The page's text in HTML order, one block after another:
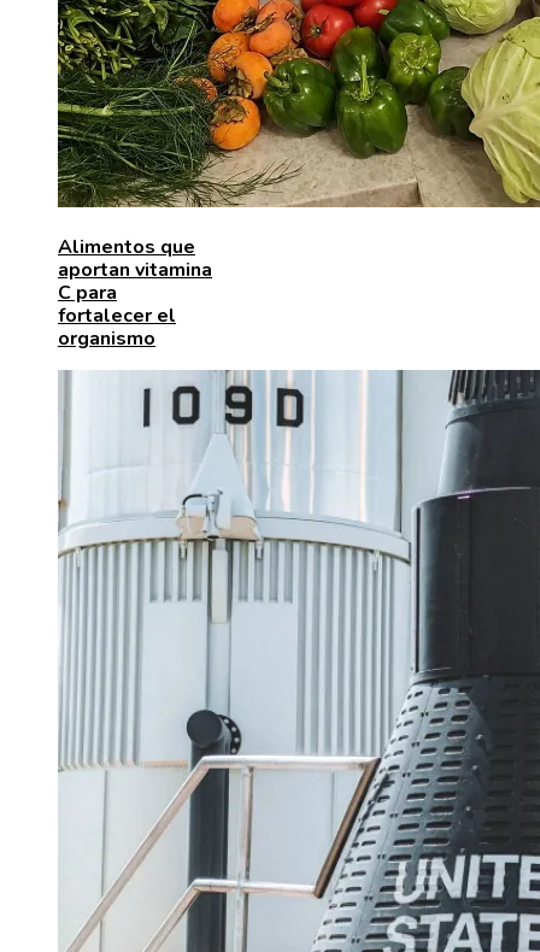
Alimentos que
aportan vitamina
C para
fortalecer el
organismo